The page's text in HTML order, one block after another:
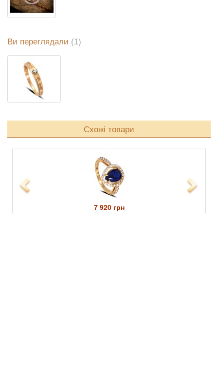
Ви переглядали (1)
Схожі товари
Previous
7 920 грн
Next